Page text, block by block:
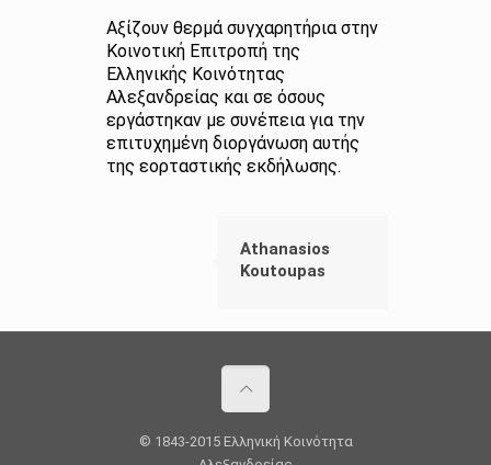
Αξίζουν θερμά συγχαρητήρια στην
Κοινοτική Επιτροπή της
Ελληνικής Κοινότητας
Αλεξανδρείας και σε όσους
εργάστηκαν με συνέπεια για την
επιτυχημένη διοργάνωση αυτής
της εορταστικής εκδήλωσης.
Athanasios
Koutoupas
© 1843-2015 Ελληνική Κοινότητα